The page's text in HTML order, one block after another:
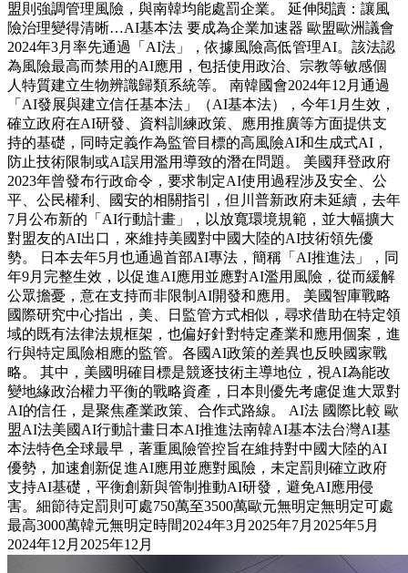
盟則強調管理風險，與南韓均能處罰企業。 延伸閱讀：讓風
險治理變得清晰…AI基本法 要成為企業加速器 歐盟歐洲議會
2024年3月率先通過「AI法」，依據風險高低管理AI。該法認
為風險最高而禁用的AI應用，包括使用政治、宗教等敏感個
人特質建立生物辨識歸類系統等。 南韓國會2024年12月通過
「AI發展與建立信任基本法」（AI基本法），今年1月生效，
確立政府在AI研發、資料訓練政策、應用推廣等方面提供支
持的基礎，同時定義作為監管目標的高風險AI和生成式AI，
防止技術限制或AI誤用濫用導致的潛在問題。 美國拜登政府
2023年曾發布行政命令，要求制定AI使用過程涉及安全、公
平、公民權利、國安的相關指引，但川普新政府未延續，去年
7月公布新的「AI行動計畫」，以放寬環境規範，並大幅擴大
對盟友的AI出口，來維持美國對中國大陸的AI技術領先優
勢。 日本去年5月也通過首部AI專法，簡稱「AI推進法」，同
年9月完整生效，以促進AI應用並應對AI濫用風險，從而緩解
公眾擔憂，意在支持而非限制AI開發和應用。 美國智庫戰略
國際研究中心指出，美、日監管方式相似，尋求借助在特定領
域的既有法律法規框架，也偏好針對特定產業和應用個案，進
行與特定風險相應的監管。各國AI政策的差異也反映國家戰
略。 其中，美國明確目標是競逐技術主導地位，視AI為能改
變地緣政治權力平衡的戰略資產，日本則優先考慮促進大眾對
AI的信任，是聚焦產業政策、合作式路線。 AI法 國際比較 歐
盟AI法美國AI行動計畫日本AI推進法南韓AI基本法台灣AI基
本法特色全球最早，著重風險管控旨在維持對中國大陸的AI
優勢，加速創新促進AI應用並應對風險，未定罰則確立政府
支持AI基礎，平衡創新與管制推動AI研發，避免AI應用侵
害。細節待定罰則可處750萬至3500萬歐元無明定無明定可處
最高3000萬韓元無明定時間2024年3月2025年7月2025年5月
2024年12月2025年12月